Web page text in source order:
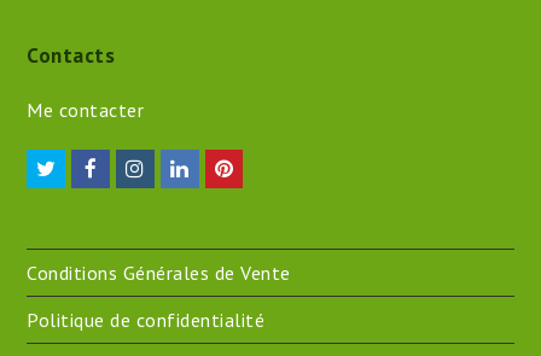
Contacts
Me contacter
TwitterFacebookInstagram
LinkedInPinterest
Conditions Générales de Vente
Politique de confidentialité